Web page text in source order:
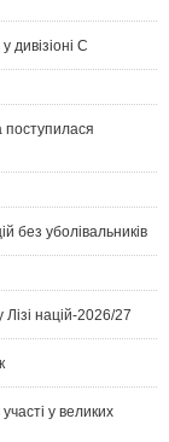
дивізіоні С
поступилася
без уболівальників
Лізі націй-2026/27
у великих